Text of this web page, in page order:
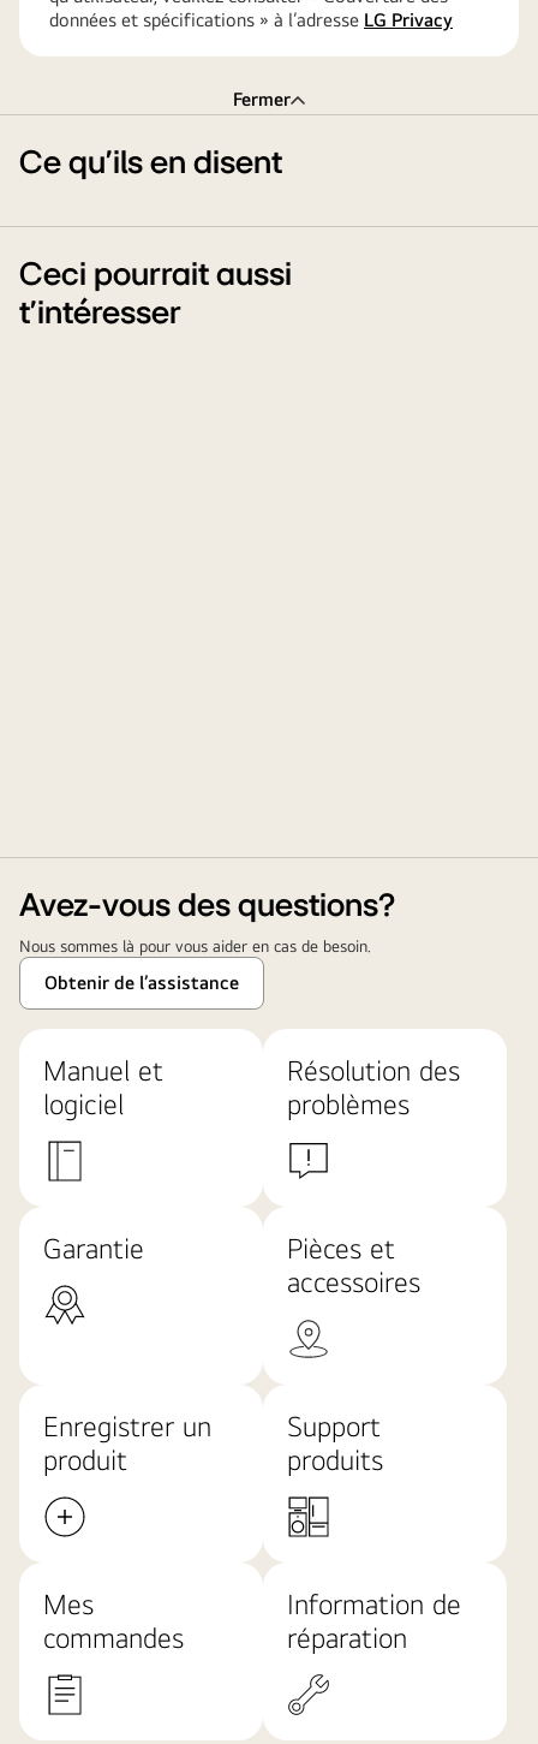
données et spécifications » à l’adresse LG Privacy
Fermer
Ce qu’ils en disent
Ceci pourrait aussi
t'intéresser
Avez-vous des questions?
Nous sommes là pour vous aider en cas de besoin.
Obtenir de l’assistance
Manuel et
logiciel
Résolution des
problèmes
Garantie
Pièces et
accessoires
Enregistrer un
produit
Support
produits
Mes
commandes
Information de
réparation